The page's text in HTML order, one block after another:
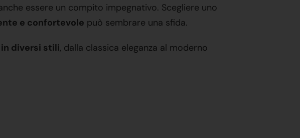
essere un compito impegnativo. Scegliere uno
e confortevole può sembrare una sfida.
diversi stili, dalla classica eleganza al moderno